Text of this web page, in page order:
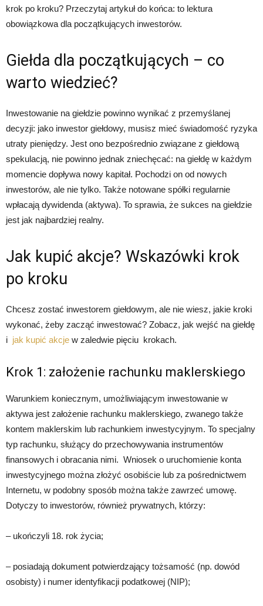
krok po kroku? Przeczytaj artykuł do końca: to lektura
obowiązkowa dla początkujących inwestorów.
Giełda dla początkujących – co
warto wiedzieć?
Inwestowanie na giełdzie powinno wynikać z przemyślanej
decyzji: jako inwestor giełdowy, musisz mieć świadomość ryzyka
utraty pieniędzy. Jest ono bezpośrednio związane z giełdową
spekulacją, nie powinno jednak zniechęcać: na giełdę w każdym
momencie dopływa nowy kapitał. Pochodzi on od nowych
inwestorów, ale nie tylko. Także notowane spółki regularnie
wpłacają dywidenda (aktywa). To sprawia, że sukces na giełdzie
jest jak najbardziej realny.
Jak kupić akcje? Wskazówki krok
po kroku
Chcesz zostać inwestorem giełdowym, ale nie wiesz, jakie kroki
wykonać, żeby zacząć inwestować? Zobacz, jak wejść na giełdę
i jak kupić akcje w zaledwie pięciu krokach.
Krok 1: założenie rachunku maklerskiego
Warunkiem koniecznym, umożliwiającym inwestowanie w
aktywa jest założenie rachunku maklerskiego, zwanego także
kontem maklerskim lub rachunkiem inwestycyjnym. To specjalny
typ rachunku, służący do przechowywania instrumentów
finansowych i obracania nimi. Wniosek o uruchomienie konta
inwestycyjnego można złożyć osobiście lub za pośrednictwem
Internetu, w podobny sposób można także zawrzeć umowę.
Dotyczy to inwestorów, również prywatnych, którzy:
– ukończyli 18. rok życia;
– posiadają dokument potwierdzający tożsamość (np. dowód
osobisty) i numer identyfikacji podatkowej (NIP);